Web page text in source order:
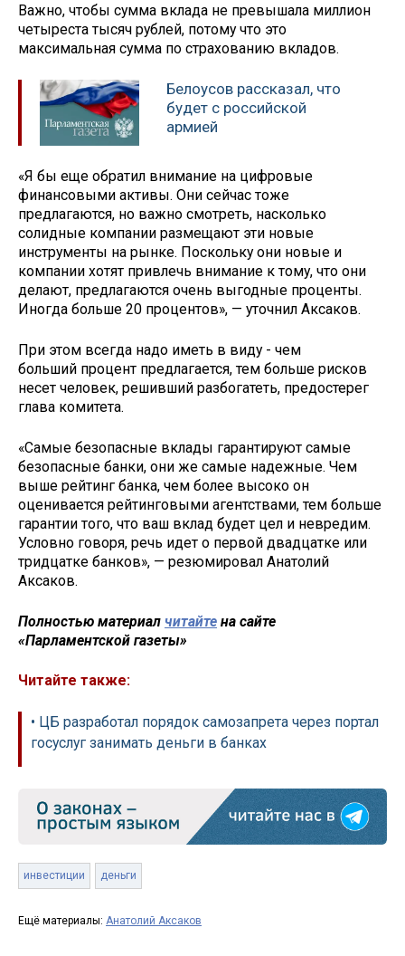
Важно, чтобы сумма вклада не превышала миллион
четыреста тысяч рублей, потому что это
максимальная сумма по страхованию вкладов.
Белоусов рассказал, что
будет с российской
армией
«Я бы еще обратил внимание на цифровые
финансовыми активы. Они сейчас тоже
предлагаются, но важно смотреть, насколько
солидные компании размещают эти новые
инструменты на рынке. Поскольку они новые и
компании хотят привлечь внимание к тому, что они
делают, предлагаются очень выгодные проценты.
Иногда больше 20 процентов», — уточнил Аксаков.
При этом всегда надо иметь в виду - чем
больший процент предлагается, тем больше рисков
несет человек, решивший разбогатеть, предостерег
глава комитета.
«Самые безопасные вклады гарантируют самые
безопасные банки, они же самые надежные. Чем
выше рейтинг банка, чем более высоко он
оценивается рейтинговыми агентствами, тем больше
гарантии того, что ваш вклад будет цел и невредим.
Условно говоря, речь идет о первой двадцатке или
тридцатке банков», — резюмировал Анатолий
Аксаков.
Полностью материал читайте на сайте
«Парламентской газеты»
Читайте также:
• ЦБ разработал порядок самозапрета через портал
госуслуг занимать деньги в банках
инвестиции деньги
Ещё материалы: Анатолий Аксаков